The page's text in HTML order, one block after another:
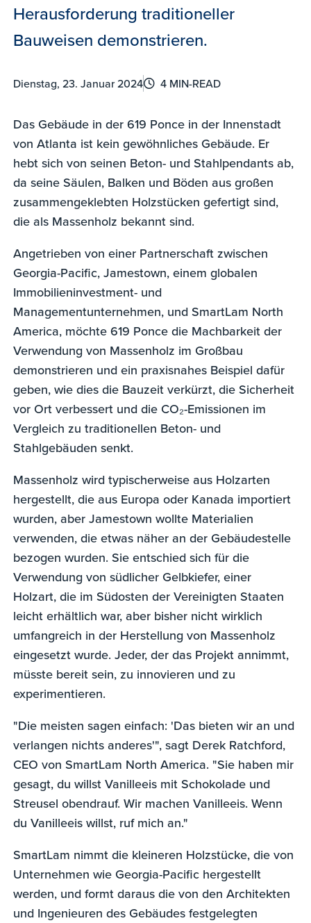
Herausforderung traditioneller
Bauweisen demonstrieren.
Dienstag, 23. Januar 2024 4 MIN-READ
Das Gebäude in der 619 Ponce in der Innenstadt
von Atlanta ist kein gewöhnliches Gebäude. Er
hebt sich von seinen Beton- und Stahlpendants ab,
da seine Säulen, Balken und Böden aus großen
zusammengeklebten Holzstücken gefertigt sind,
die als Massenholz bekannt sind.
Angetrieben von einer Partnerschaft zwischen
Georgia-Pacific, Jamestown, einem globalen
Immobilieninvestment- und
Managementunternehmen, und SmartLam North
America, möchte 619 Ponce die Machbarkeit der
Verwendung von Massenholz im Großbau
demonstrieren und ein praxisnahes Beispiel dafür
geben, wie dies die Bauzeit verkürzt, die Sicherheit
vor Ort verbessert und die CO₂-Emissionen im
Vergleich zu traditionellen Beton- und
Stahlgebäuden senkt.
Massenholz wird typischerweise aus Holzarten
hergestellt, die aus Europa oder Kanada importiert
wurden, aber Jamestown wollte Materialien
verwenden, die etwas näher an der Gebäudestelle
bezogen wurden. Sie entschied sich für die
Verwendung von südlicher Gelbkiefer, einer
Holzart, die im Südosten der Vereinigten Staaten
leicht erhältlich war, aber bisher nicht wirklich
umfangreich in der Herstellung von Massenholz
eingesetzt wurde. Jeder, der das Projekt annimmt,
müsste bereit sein, zu innovieren und zu
experimentieren.
"Die meisten sagen einfach: 'Das bieten wir an und
verlangen nichts anderes'", sagt Derek Ratchford,
CEO von SmartLam North America. "Sie haben mir
gesagt, du willst Vanilleeis mit Schokolade und
Streusel obendrauf. Wir machen Vanilleeis. Wenn
du Vanilleeis willst, ruf mich an."
SmartLam nimmt die kleineren Holzstücke, die von
Unternehmen wie Georgia-Pacific hergestellt
werden, und formt daraus die von den Architekten
und Ingenieuren des Gebäudes festgelegten